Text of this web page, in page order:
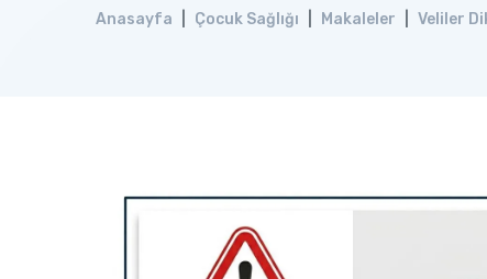
Anasayfa Çocuk Sağlığı Makaleler Veliler